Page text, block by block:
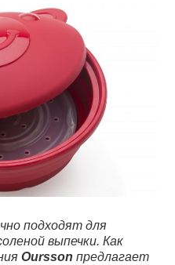
подходят для
выпечки. Как
Oursson предлагает